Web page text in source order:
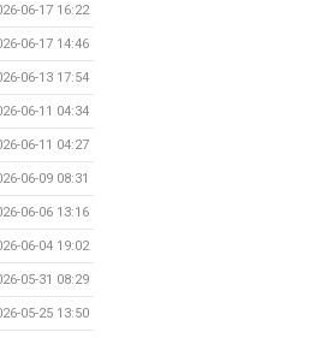
06-17 16:22
06-17 14:46
06-13 17:54
06-11 04:34
06-11 04:27
06-09 08:31
06-06 13:16
06-04 19:02
05-31 08:29
05-25 13:50